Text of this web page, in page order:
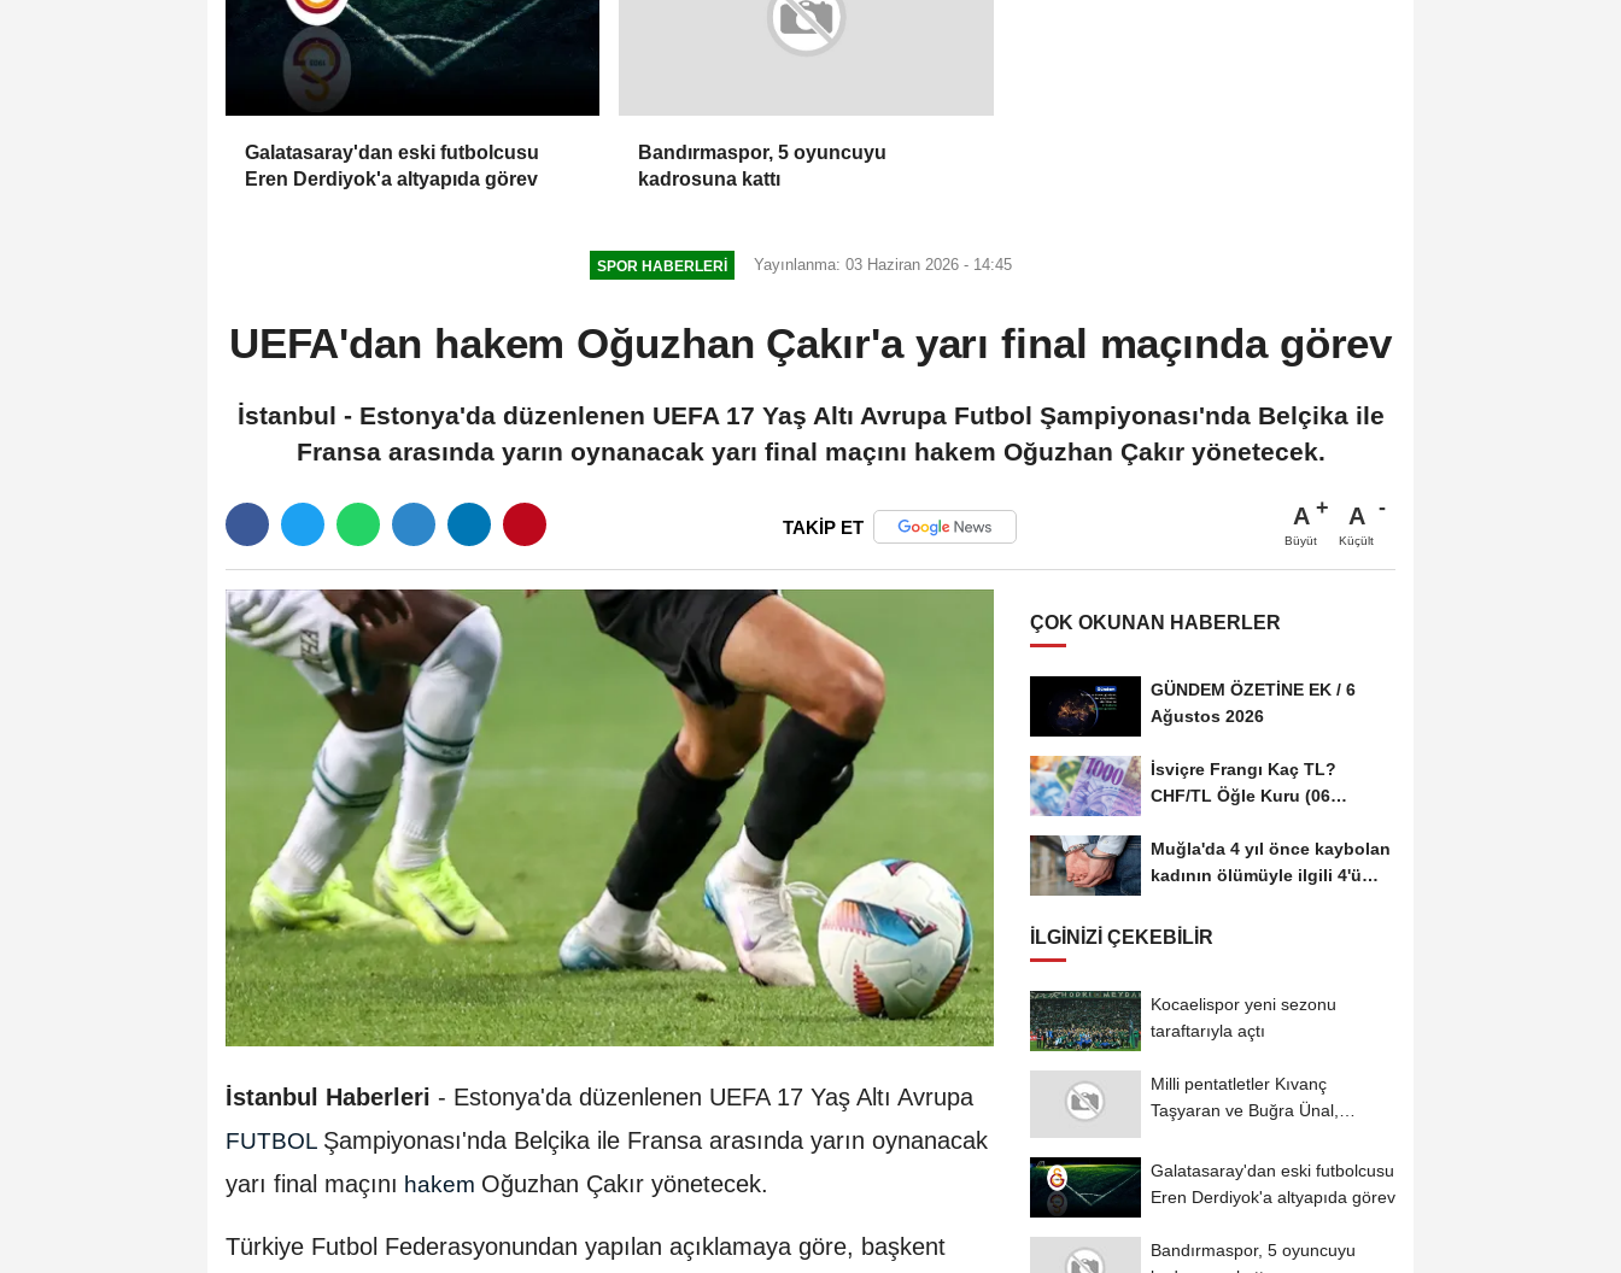
Galatasaray'dan eski futbolcusu
Eren Derdiyok'a altyapıda görev
Bandırmaspor, 5 oyuncuyu
kadrosuna kattı
SPOR HABERLERI Yayınlanma: 03 Haziran 2026 - 14:45
UEFA'dan hakem Oğuzhan Çakır'a yarı final maçında görev
İstanbul - Estonya'da düzenlenen UEFA 17 Yaş Altı Avrupa Futbol Şampiyonası'nda Belçika ile
Fransa arasında yarın oynanacak yarı final maçını hakem Oğuzhan Çakır yönetecek.
TAKİP ET A
Büyüt
A
Küçült
İstanbul Haberleri - Estonya'da düzenlenen UEFA 17 Yaş Altı Avrupa
FUTBOL Şampiyonası'nda Belçika ile Fransa arasında yarın oynanacak
yarı final maçını hakem Oğuzhan Çakır yönetecek.
Türkiye Futbol Federasyonundan yapılan açıklamaya göre, başkent
ÇOK OKUNAN HABERLER
GÜNDEM ÖZETİNE EK / 6
Ağustos 2026
İsviçre Frangı Kaç TL?
CHF/TL Öğle Kuru (06
Muğla'da 4 yıl önce kaybolan
kadının ölümüyle ilgili 4'ü
İLGINIZI ÇEKEBILIR
Kocaelispor yeni sezonu
taraftarıyla açtı
Milli pentatletler Kıvanç
Taşyaran ve Buğra Ünal,
Galatasaray'dan eski futbolcusu
Eren Derdiyok'a altyapıda görev
Bandırmaspor, 5 oyuncuyu